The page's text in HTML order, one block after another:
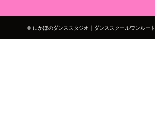
© にかほのダンススタジオ｜ダンススクールワンルート